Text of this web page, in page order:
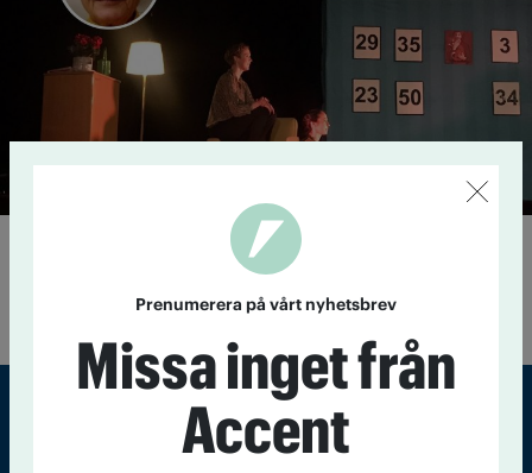
Satsar på dansbingo
Bingo och dans – det måste väl vara den
perfekta kombon?
Sveriges största tidning om droger och nykterhet
Prenumerera på vårt nyhetsbrev
Missa inget från
Accent